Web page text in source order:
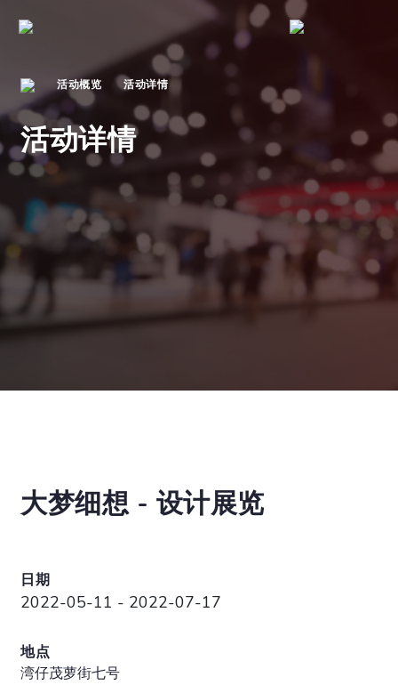
活动概览 活动详情
活动详情
大梦细想 - 设计展览
日期
2022-05-11 - 2022-07-17
地点
湾仔茂萝街七号